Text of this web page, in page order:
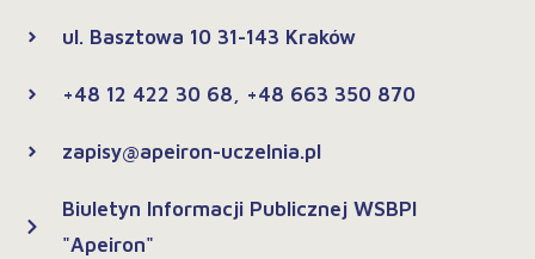
ul. Basztowa 10 31-143 Kraków
+48 12 422 30 68, +48 663 350 870
zapisy@apeiron-uczelnia.pl
Biuletyn Informacji Publicznej WSBPI
"Apeiron"